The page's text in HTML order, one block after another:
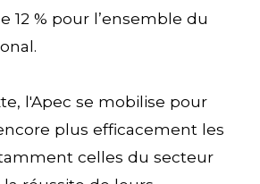
12 % pour l’ensemble du
l'Apec se mobilise pour
plus efficacement les
celles du secteur